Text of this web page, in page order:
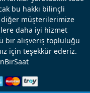
bu hakkı bilinçli
diğer müşterilerimize
daha iyi hizmet
bir alışveriş topluluğu
için teşekkür ederiz.